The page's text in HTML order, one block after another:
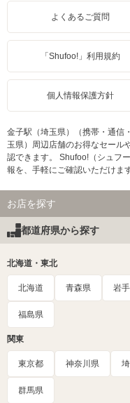
よくあるご質問
「Shufoo!」利用規約
個人情報保護方針
金子駅（埼玉県）（携帯・通信
玉県）周辺店舗のお得なセール
認できます。 Shufoo!（シュフ
報を、手軽にご確認いただけま
お店を探す
都道府県から探す
北海道・東北
北海道 青森県 岩
福島県
関東
東京都 神奈川県
群馬県